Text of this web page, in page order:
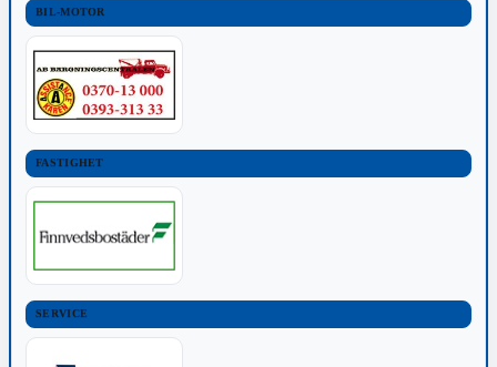
BIL-MOTOR
FASTIGHET
SERVICE